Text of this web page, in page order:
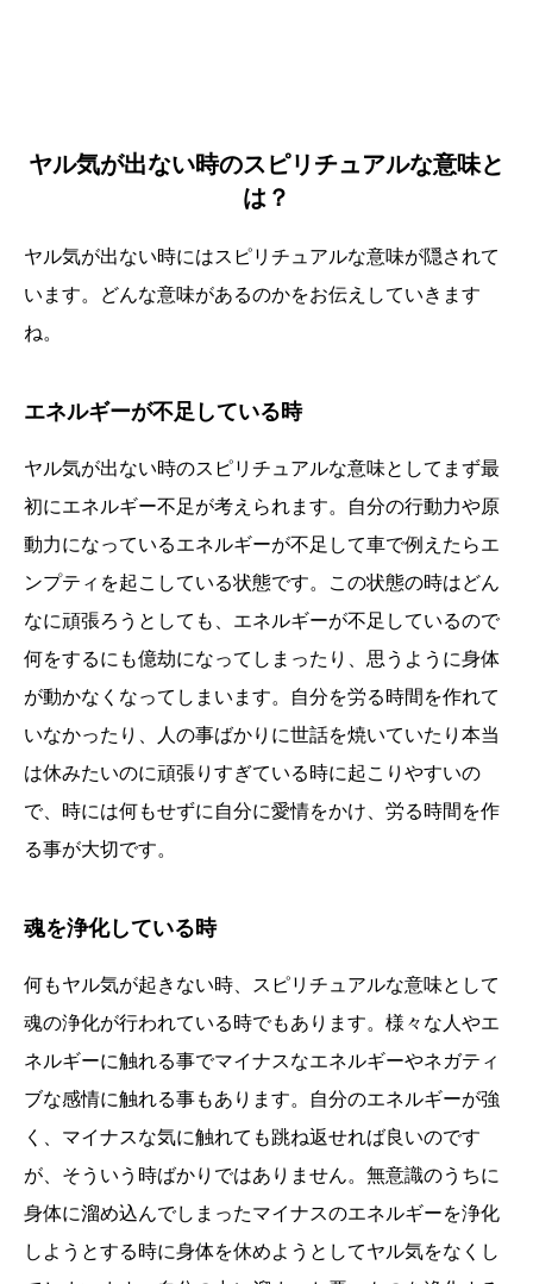
ヤル気が出ない時のスピリチュアルな意味と
は？
ヤル気が出ない時にはスピリチュアルな意味が隠されて
います。どんな意味があるのかをお伝えしていきます
ね。
エネルギーが不足している時
ヤル気が出ない時のスピリチュアルな意味としてまず最
初にエネルギー不足が考えられます。自分の行動力や原
動力になっているエネルギーが不足して車で例えたらエ
ンプティを起こしている状態です。この状態の時はどん
なに頑張ろうとしても、エネルギーが不足しているので
何をするにも億劫になってしまったり、思うように身体
が動かなくなってしまいます。自分を労る時間を作れて
いなかったり、人の事ばかりに世話を焼いていたり本当
は休みたいのに頑張りすぎている時に起こりやすいの
で、時には何もせずに自分に愛情をかけ、労る時間を作
る事が大切です。
魂を浄化している時
何もヤル気が起きない時、スピリチュアルな意味として
魂の浄化が行われている時でもあります。様々な人やエ
ネルギーに触れる事でマイナスなエネルギーやネガティ
ブな感情に触れる事もあります。自分のエネルギーが強
く、マイナスな気に触れても跳ね返せれば良いのです
が、そういう時ばかりではありません。無意識のうちに
身体に溜め込んでしまったマイナスのエネルギーを浄化
しようとする時に身体を休めようとしてヤル気をなくし